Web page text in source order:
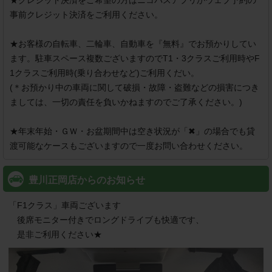
事前クレジット決済をご利用ください。
★お客様の自転車、二輪車、自動車を『無料』でお預かりしてい
ます。駐車スペース複数ございますのでT1・3クラスご利用時やF
1クラスご利用時(乗り合わせなど)ご利用くだい。
(＊お預かり中の車両に関して破損・故障・盗難などの損害につき
ましては、一切の責任を負いかねますのでご了承ください。)
★年末年始・ＧＷ・お盆期間中は空き状況が「✖」の場合でも貸
渡可能なケースもございますので一度お問い合わせください。
豊川正岡店からのお知らせ
「F1クラス」車両ございます
後席モニター付きでロングドライブも快適です、
是非ご利用ください★